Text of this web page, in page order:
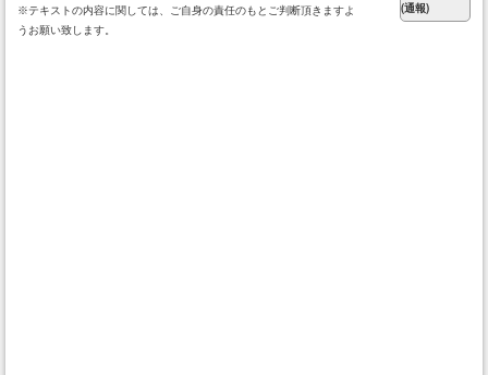
※テキストの内容に関しては、ご自身の責任のもとご判断頂きますよ
うお願い致します。